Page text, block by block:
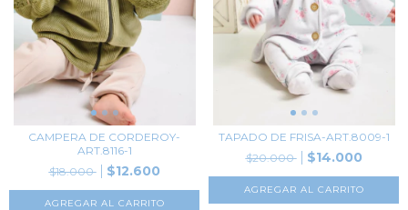
CAMPERA DE CORDEROY-
ART.8116-1
$18.000
$12.600
AGREGAR AL CARRITO
TAPADO DE FRISA-ART.8009-1
$20.000
$14.000
AGREGAR AL CARRITO